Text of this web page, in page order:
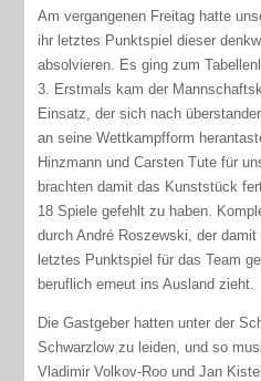
Am vergangenen Freitag hatte
ihr letztes Punktspiel dieser
absolvieren. Es ging zum
3. Erstmals kam der
Einsatz, der sich nach
an seine Wettkampfform
Hinzmann und Carsten Tute für
brachten damit das Kunststück
18 Spiele gefehlt zu haben.
durch André Roszewski, der
letztes Punktspiel für das Team
beruflich erneut ins Ausland zieht.
Die Gastgeber hatten unter der
Schwarzlow zu leiden, und so
Vladimir Volkov-Roo und Jan